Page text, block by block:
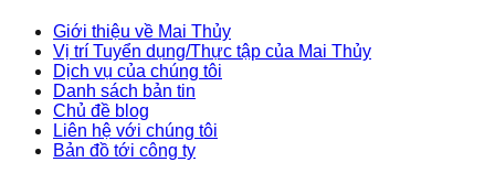
Giới thiệu về Mai Thủy
Vị trí Tuyển dụng/Thực tập của Mai Thủy
Dịch vụ của chúng tôi
Danh sách bản tin
Chủ đề blog
Liên hệ với chúng tôi
Bản đồ tới công ty